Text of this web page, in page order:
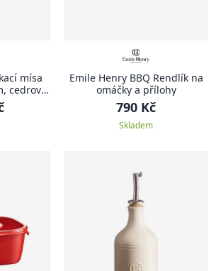
mísa
cedrově
Emile Henry BBQ Rendlík na
omáčky a přílohy
790 Kč
Skladem